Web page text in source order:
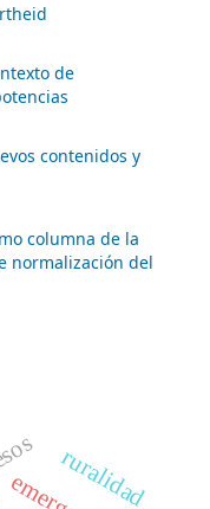
de
contenidos y
columna de la
normalización del
ruralidad